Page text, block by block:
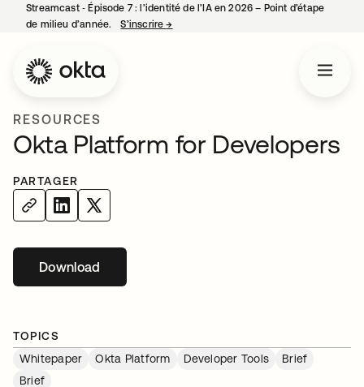
Streamcast ‑ Épisode 7 : l’identité de l’IA en 2026 – Point d’étape
de milieu d’année.
S’inscrire→
RESOURCES
Okta Platform for Developers
PARTAGER
Downloads’ouvre dans un nouvel onglet
TOPICS
Whitepaper
Okta Platform Developer Tools
Brief
Brief